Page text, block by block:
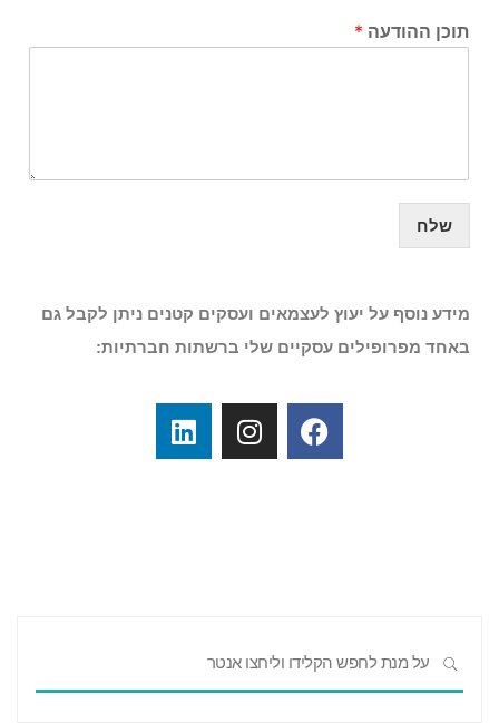
תוכן ההודעה *
שלח
מידע נוסף על יעוץ לעצמאים ועסקים קטנים ניתן לקבל גם
באחד מפרופילים עסקיים שלי ברשתות חברתיות: